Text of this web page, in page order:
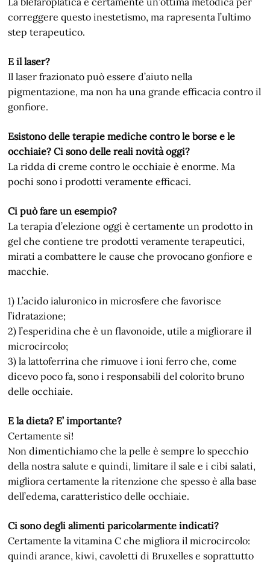
correggere questo inestetismo, ma rapresenta l’ultimo
step terapeutico.
E il laser?
Il laser frazionato può essere d’aiuto nella
pigmentazione, ma non ha una grande efficacia contro il
gonfiore.
Esistono delle terapie mediche contro le borse e le
occhiaie? Ci sono delle reali novità oggi?
La ridda di creme contro le occhiaie è enorme. Ma
pochi sono i prodotti veramente efficaci.
Ci può fare un esempio?
La terapia d’elezione oggi è certamente un prodotto in
gel che contiene tre prodotti veramente terapeutici,
mirati a combattere le cause che provocano gonfiore e
macchie.
1) L’acido ialuronico in microsfere che favorisce
l’idratazione;
2) l’esperidina che è un flavonoide, utile a migliorare il
microcircolo;
3) la lattoferrina che rimuove i ioni ferro che, come
dicevo poco fa, sono i responsabili del colorito bruno
delle occhiaie.
E la dieta? E’ importante?
Certamente sì!
Non dimentichiamo che la pelle è sempre lo specchio
della nostra salute e quindi, limitare il sale e i cibi salati,
migliora certamente la ritenzione che spesso è alla base
dell’edema, caratteristico delle occhiaie.
Ci sono degli alimenti paricolarmente indicati?
Certamente la vitamina C che migliora il microcircolo:
quindi arance, kiwi, cavoletti di Bruxelles e soprattutto